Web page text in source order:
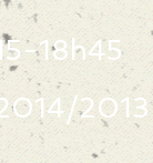
18h45
2013